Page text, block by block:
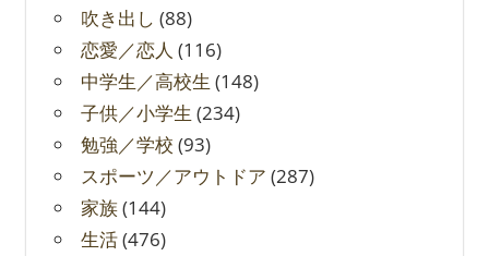
吹き出し (88)
恋愛／恋人 (116)
中学生／高校生 (148)
子供／小学生 (234)
勉強／学校 (93)
スポーツ／アウトドア (287)
家族(144)
生活(476)